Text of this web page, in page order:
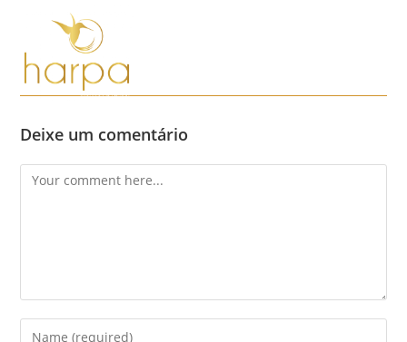
content
Deixe um comentário
Comment
Enter